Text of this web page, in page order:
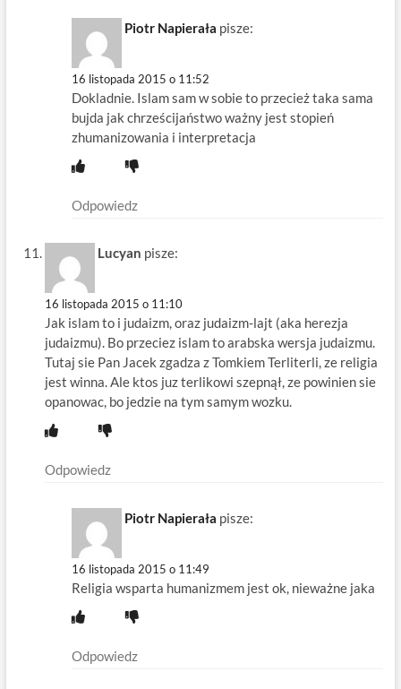
Piotr Napierała pisze:
16 listopada 2015 o 11:52
Dokladnie. Islam sam w sobie to przecież taka sama
bujda jak chrześcijaństwo ważny jest stopień
zhumanizowania i interpretacja
Odpowiedz
Lucyan pisze:
16 listopada 2015 o 11:10
Jak islam to i judaizm, oraz judaizm-lajt (aka herezja
judaizmu). Bo przeciez islam to arabska wersja judaizmu.
Tutaj sie Pan Jacek zgadza z Tomkiem Terliterli, ze religia
jest winna. Ale ktos juz terlikowi szepnął, ze powinien sie
opanowac, bo jedzie na tym samym wozku.
Odpowiedz
Piotr Napierała pisze:
16 listopada 2015 o 11:49
Religia wsparta humanizmem jest ok, nieważne jaka
Odpowiedz